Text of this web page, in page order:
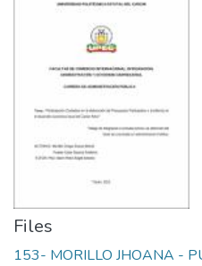
Files
153- MORILLO JHOANA -